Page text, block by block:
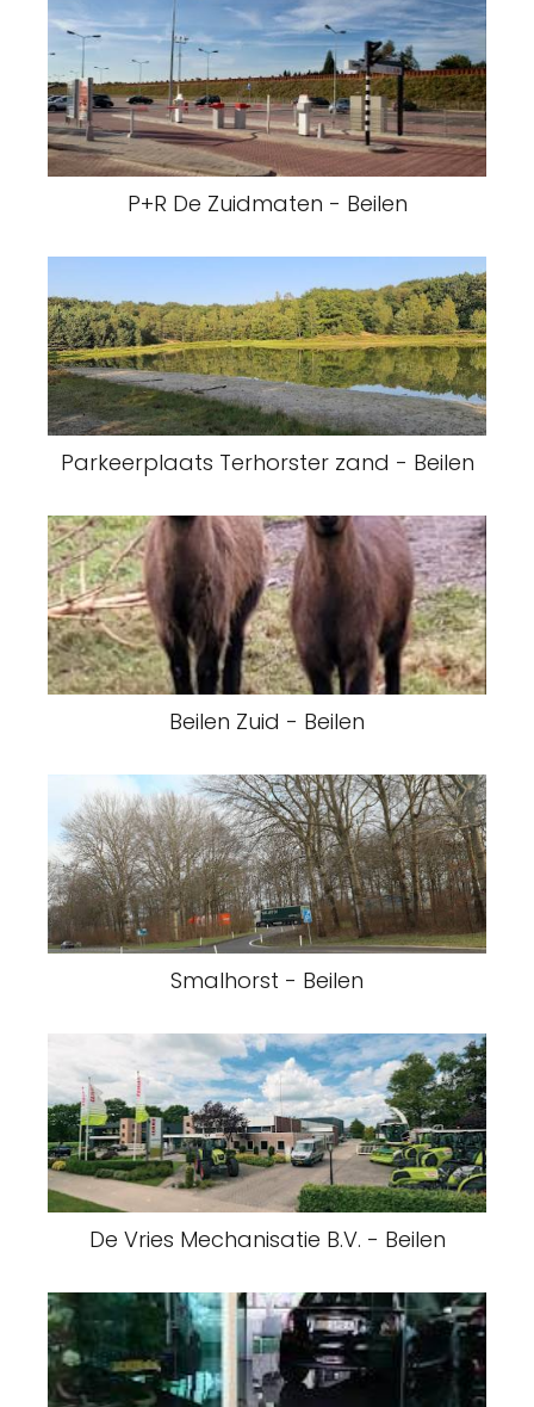
P+R De Zuidmaten - Beilen
Parkeerplaats Terhorster zand - Beilen
Beilen Zuid - Beilen
Smalhorst - Beilen
De Vries Mechanisatie B.V. - Beilen